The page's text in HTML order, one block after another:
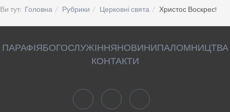
Ви тут: Головна Рубрики Церковні свята Христос Воскрес!
ПАРАФІЯБОГОСЛУЖІННЯНОВИНИПАЛОМНИЦТВА
КОНТАКТИ